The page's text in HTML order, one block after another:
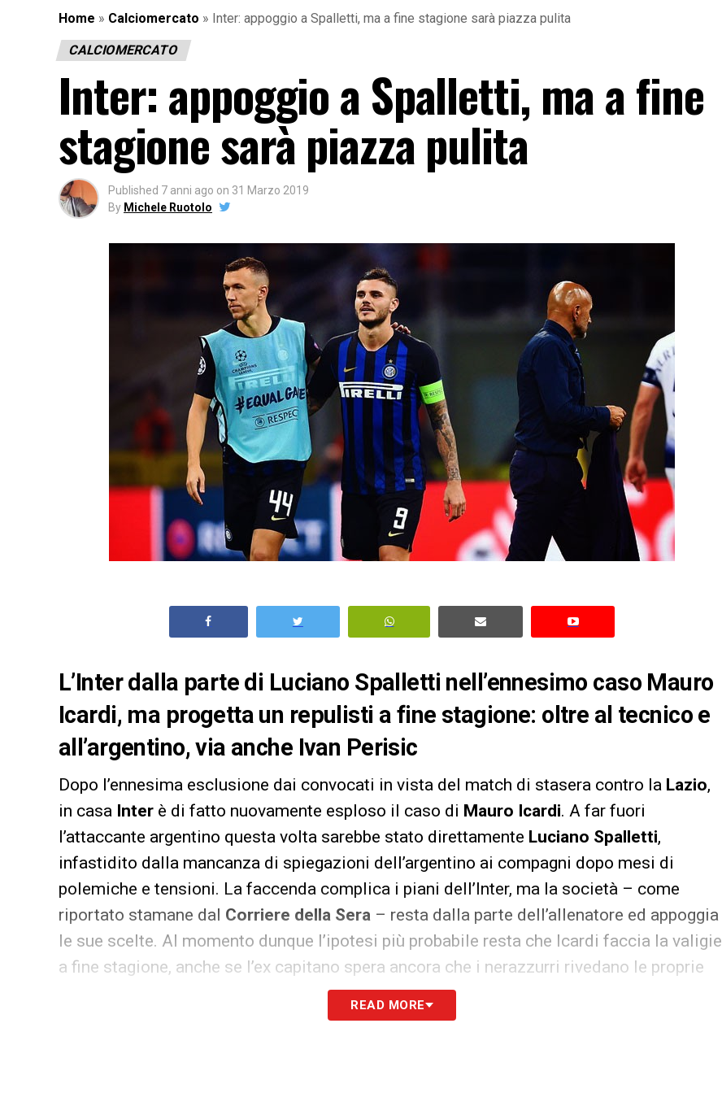
Home » Calciomercato » Inter: appoggio a Spalletti, ma a fine stagione sarà piazza pulita
CALCIOMERCATO
Inter: appoggio a Spalletti, ma a fine
stagione sarà piazza pulita
Published 7 anni ago on 31 Marzo 2019
By Michele Ruotolo
L’Inter dalla parte di Luciano Spalletti nell’ennesimo caso Mauro
Icardi, ma progetta un repulisti a fine stagione: oltre al tecnico e
all’argentino, via anche Ivan Perisic
Dopo l’ennesima esclusione dai convocati in vista del match di stasera contro la Lazio,
in casa Inter è di fatto nuovamente esploso il caso di Mauro Icardi. A far fuori
l’attaccante argentino questa volta sarebbe stato direttamente Luciano Spalletti,
infastidito dalla mancanza di spiegazioni dell’argentino ai compagni dopo mesi di
polemiche e tensioni. La faccenda complica i piani dell’Inter, ma la società – come
riportato stamane dal Corriere della Sera – resta dalla parte dell’allenatore ed appoggia
le sue scelte. Al momento dunque l’ipotesi più probabile resta che Icardi faccia la valigie
a fine stagione, anche se l’ex capitano spera ancora che i nerazzurri rivedano le proprie
posizioni e caccino sia lo stesso Spalletti cheIvan Perisic
READ MORE